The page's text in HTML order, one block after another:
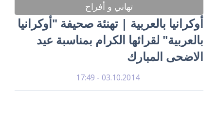
تهاني و أفراح
أوكرانيا بالعربية | تهنئة صحيفة "أوكرانيا
بالعربية" لقرائها الكرام بمناسبة عيد
الاضحى المبارك
03.10.2014 - 17:49